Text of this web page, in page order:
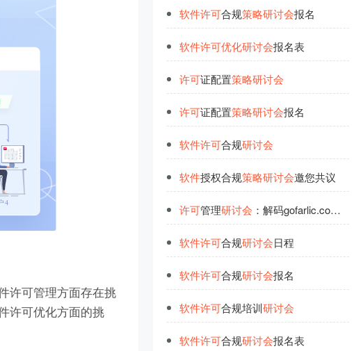
许可管理方面存在挑
许可优化方面的挑
软件许可合规策略研讨会报名
软件许可优化研讨会报名表
许可证配置策略研讨会
许可证配置策略研讨会报名
软件许可合规研讨会
软件授权合规策略研讨会邀您共议
许可管理研讨会 ：解码gofarlic.com的
软件许可合规研讨会日程
软件许可合规研讨会报名
软件许可合规培训研讨会
软件许可合规研讨会报名表